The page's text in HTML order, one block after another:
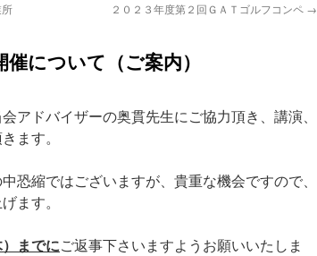
２０２３年度第２回ＧＡＴゴルフコンペ →
について（ご案内）
アドバイザーの奥貫先生にご協力頂き、講演、
ます。
恐縮ではございますが、貴重な機会ですので、
ます。
までにご返事下さいますようお願いいたしま